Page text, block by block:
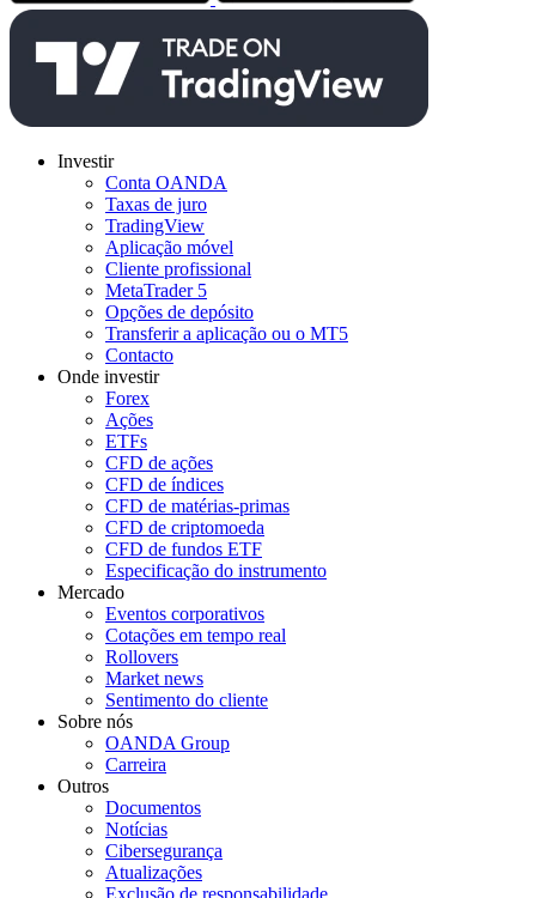
Investir
Conta OANDA
Taxas de juro
TradingView
Aplicação móvel
Cliente profissional
MetaTrader 5
Opções de depósito
Transferir a aplicação ou o MT5
Contacto
Onde investir
Forex
Ações
ETFs
CFD de ações
CFD de índices
CFD de matérias-primas
CFD de criptomoeda
CFD de fundos ETF
Especificação do instrumento
Mercado
Eventos corporativos
Cotações em tempo real
Rollovers
Market news
Sentimento do cliente
Sobre nós
OANDA Group
Carreira
Outros
Documentos
Notícias
Cibersegurança
Atualizações
Exclusão de responsabilidade